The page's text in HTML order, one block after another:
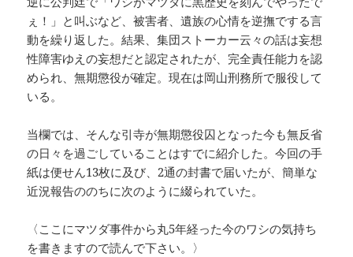
ぇ！」と叫ぶなど、被害者、遺族の心情を逆撫でする言
動を繰り返した。結果、集団ストーカー云々の話は妄想
性障害ゆえの妄想だと認定されたが、完全責任能力を認
められ、無期懲役が確定。現在は岡山刑務所で服役して
いる。
当欄では、そんな引寺が無期懲役囚となった今も無反省
の日々を過ごしていることはすでに紹介した。今回の手
紙は便せん13枚に及び、2通の封書で届いたが、簡単な
近況報告ののちに次のように綴られていた。
〈ここにマツダ事件から丸5年経った今のワシの気持ち
を書きますので読んで下さい。〉